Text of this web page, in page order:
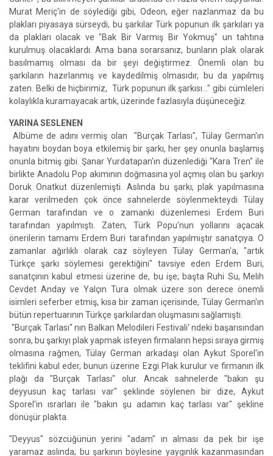
Murat Meriç'in de söylediği gibi, Odeon, eğer nazlanmaz da bu
plakları piyasaya sürseydi, bu şarkılar Türk popunun ilk şarkıları ya
da plakları olacak ve "Bak Bir Varmış Bir Yokmuş" un tahtına
kurulmuş olacaklardı. Ama bana sorarsanız, bunların plak olarak
basılmamış olması da bir şeyi değiştirmez. Önemli olan bu
şarkıların hazırlanmış ve kaydedilmiş olmasıdır, bu da yapılmış
zaten. Belki de hiçbirimiz, Türk popunun ilk şarkısı…" gibi cümleleri
kolaylıkla kuramayacak artık, üzerinde fazlasıyla düşüneceğiz.
YARINA SESLENEN
Albüme de adını vermiş olan "Burçak Tarlası", Tülay German'ın
hayatını boydan boya etkilemiş bir şarkı, her şey onunla başlamış
onunla bitmiş gibi. Şanar Yurdatapan'ın düzenlediği "Kara Tren" ile
birlikte Anadolu Pop akımının doğmasına yol açmış olan bu şarkıyı
Doruk Onatkut düzenlemişti. Aslında bu şarkı, plak yapılmasına
karar verilmeden çok önce sahnelerde söylenmekteydi Tülay
German tarafından ve o zamanki düzenlemesi Erdem Buri
tarafından yapılmıştı. Zaten, Türk Popu'nun yollarını açacak
önerilerin tamamı Erdem Buri tarafından yapılmıştır sanatçıya. O
zamanlar ağırlıklı olarak caz söyleyen Tülay German'a, "artık
Türkçe şarkı söylemesi gerektiğini" tavsiye eden Erdem Buri,
sanatçının kabul etmesi üzerine de, bu işe; başta Ruhi Su, Melih
Cevdet Anday ve Yalçın Tura olmak üzere son derece önemli
isimleri seferber etmiş, kısa bir zaman içerisinde, Tülay German'ın
bütün repertuarının Türkçe şarkılardan oluşmasını sağlamıştı.
"Burçak Tarlası" nın Balkan Melodileri Festivali' ndeki başarısından
sonra, bu şarkıyı plak yapmak isteyen firmaların hepsi sıraya girmiş
olmasına rağmen, Tülay German arkadaşı olan Aykut Sporel'in
teklifini kabul eder, bunun üzerine Ezgi Plak kurulur ve firmanın ilk
plağı da "Burçak Tarlası" olur. Ancak sahnelerde "bakın şu
deyyusun kaç tarlası var" şeklinde söylenen bir dize, Aykut
Sporel'in ısrarları ile "bakın şu adamın kaç tarlası var" şekline
dönüşür plakta.
"Deyyus" sözcüğünün yerini "adam" ın alması da pek bir işe
yaramaz aslında; bu şarkının böylesine yaygınlık kazanmasından